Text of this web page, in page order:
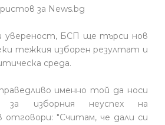
за News.bg
увереност, БСП ще търси нов
тежкия изборен резултат и
среда.
именно той да носи
за изборния неуспех на
отговори: "Считам, че дали си